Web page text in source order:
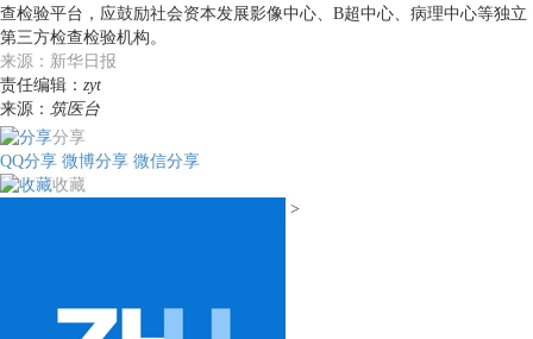
查检验平台，应鼓励社会资本发展影像中心、B超中心、病理中心等独立
第三方检查检验机构。
来源：新华日报
责任编辑： zyt
来源： 筑医台
分享
QQ分享 微博分享 微信分享
收藏
>